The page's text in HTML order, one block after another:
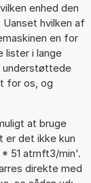
enhed den
hvilken af
en for
lister i lange
understøttede
for os, og
at bruge
er det ikke kun
51 atmft3/min'.
direkte med